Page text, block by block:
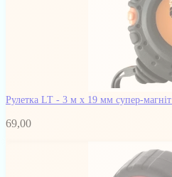
Рулетка LT - 3 м x 19 мм супер-магніт
69,00